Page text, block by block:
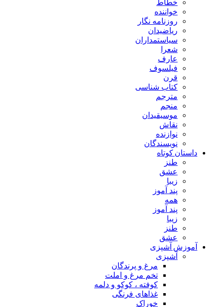
خطاط
خواننده
روزنامه نگار
ریاضیدان
سیاستمداران
شعرا
عارف
فیلسوف
قرن
کتاب شناسی
مترجم
منجم
موسیقیدان
نقاش
نوازنده
نویسندگان
داستان کوتاه
طنز
عشق
زیبا
پند آموز
همه
پند آموز
زیبا
طنز
عشق
آموزش آشپزی
آشپزی
مرغ و پرندگان
تخم مرغ و املت
کوفته ، کوکو و دلمه
غذاهای فرنگی
خوراک